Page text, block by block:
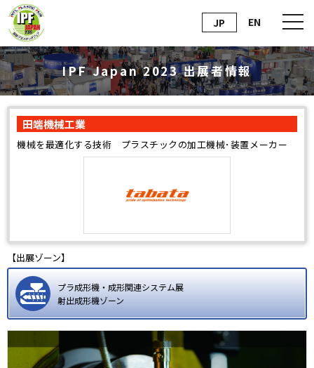
JP EN
IPF Japan 2023 出展者情報
田端機械工業
機械を最適化する技術 プラスチックの加工機械･装置メーカー
【出展ゾーン】
プラ成形機・成形関連システム展
射出成形機ゾーン